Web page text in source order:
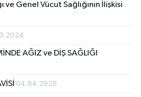
ve Genel Vücut Sağlığının İlişkisi
AĞIZ ve DİŞ SAĞLIĞI
04.04.2020